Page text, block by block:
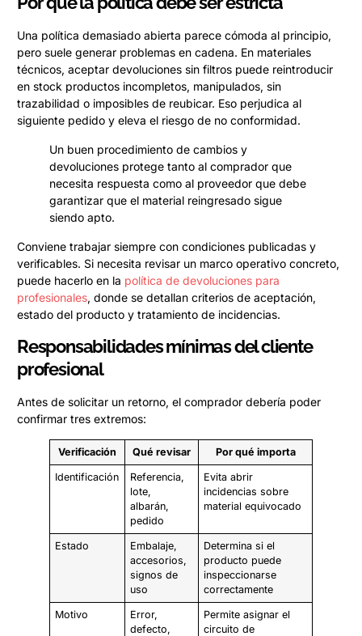
Una política demasiado abierta parece cómoda al principio,
pero suele generar problemas en cadena. En materiales
técnicos, aceptar devoluciones sin filtros puede reintroducir
en stock productos incompletos, manipulados, sin
trazabilidad o imposibles de reubicar. Eso perjudica al
siguiente pedido y eleva el riesgo de no conformidad.
Un buen procedimiento de cambios y
devoluciones protege tanto al comprador que
necesita respuesta como al proveedor que debe
garantizar que el material reingresado sigue
siendo apto.
Conviene trabajar siempre con condiciones publicadas y
verificables. Si necesita revisar un marco operativo concreto,
puede hacerlo en la política de devoluciones para
profesionales, donde se detallan criterios de aceptación,
estado del producto y tratamiento de incidencias.
Responsabilidades mínimas del cliente
profesional
Antes de solicitar un retorno, el comprador debería poder
confirmar tres extremos:
Verificación Qué revisar Por qué importa
Identificación
Referencia,
lote,
albarán,
pedido
Evita abrir
incidencias sobre
material equivocado
Estado
Embalaje,
accesorios,
signos de
uso
Determina si el
producto puede
inspeccionarse
correctamente
Motivo
Error,
defecto,
Permite asignar el
circuito de